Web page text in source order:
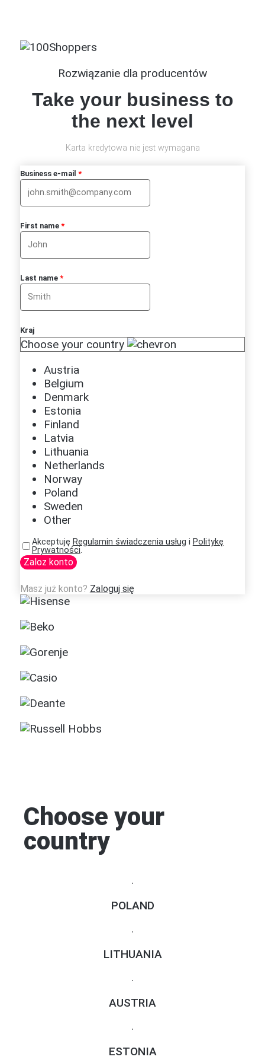
Rozwiązanie dla producentów
Take your business to
the next level
Karta kredytowa nie jest wymagana
Business e-mail *
First name *
Last name *
Kraj
Choose your country
Austria
Belgium
Denmark
Estonia
Finland
Latvia
Lithuania
Netherlands
Norway
Poland
Sweden
Other
Akceptuję Regulamin świadczenia usług i Politykę
Prywatności.
Zaloz konto
Masz już konto? Zaloguj się
Choose your
country
POLAND
LITHUANIA
AUSTRIA
ESTONIA